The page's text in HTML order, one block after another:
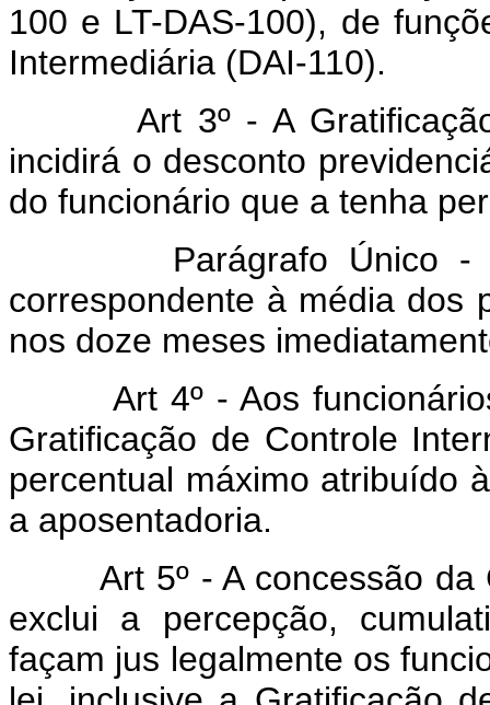
100 e LT-DAS-100), de
Intermediária (DAI-110).
Art 3º - A Gratificação
incidirá o desconto
do funcionário que a tenha
Parágrafo Único - O
correspondente à média dos
nos doze meses
Art 4º - Aos funcionários
Gratificação de Controle
percentual máximo atribuído
a aposentadoria.
Art 5º - A concessão da
exclui a percepção,
façam jus legalmente os